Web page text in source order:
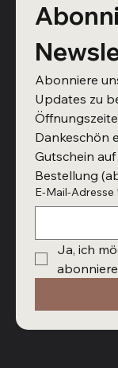
Abonniere
Updates zu
Dankeschön
Gutschein
Bestellung
E-Mail-Adresse
Ja, ich